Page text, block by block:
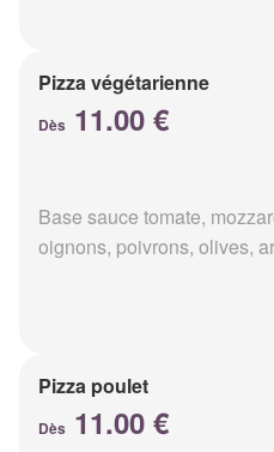
Pizza végétarienne
Dès 11.00 €
Base sauce tomate,
oignons, poivrons, olives,
Pizza poulet
Dès 11.00 €